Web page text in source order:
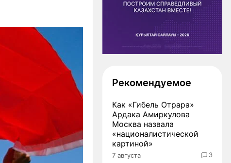
Рекомендуемое
Как «Гибель Отрара»
Ардака Амиркулова
Москва назвала
«националистической
картиной»
7 августа 3